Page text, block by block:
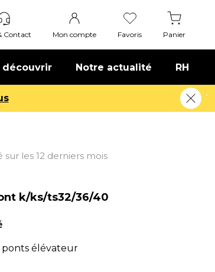
Contact Mon compte Favoris Panier
découvrir Notre actualité RH
les 12 derniers mois
k/ks/ts32/36/40
élévateur
du patin : 130 mm.